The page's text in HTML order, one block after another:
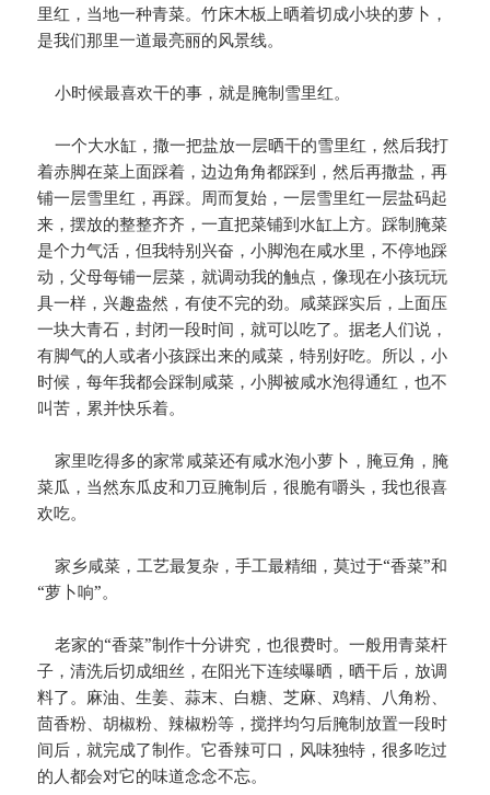
里红，当地一种青菜。竹床木板上晒着切成小块的萝卜，
是我们那里一道最亮丽的风景线。
小时候最喜欢干的事，就是腌制雪里红。
一个大水缸，撒一把盐放一层晒干的雪里红，然后我打
着赤脚在菜上面踩着，边边角角都踩到，然后再撒盐，再
铺一层雪里红，再踩。周而复始，一层雪里红一层盐码起
来，摆放的整整齐齐，一直把菜铺到水缸上方。踩制腌菜
是个力气活，但我特别兴奋，小脚泡在咸水里，不停地踩
动，父母每铺一层菜，就调动我的触点，像现在小孩玩玩
具一样，兴趣盎然，有使不完的劲。咸菜踩实后，上面压
一块大青石，封闭一段时间，就可以吃了。据老人们说，
有脚气的人或者小孩踩出来的咸菜，特别好吃。所以，小
时候，每年我都会踩制咸菜，小脚被咸水泡得通红，也不
叫苦，累并快乐着。
家里吃得多的家常咸菜还有咸水泡小萝卜，腌豆角，腌
菜瓜，当然东瓜皮和刀豆腌制后，很脆有嚼头，我也很喜
欢吃。
家乡咸菜，工艺最复杂，手工最精细，莫过于“香菜”和
“萝卜响”。
老家的“香菜”制作十分讲究，也很费时。一般用青菜杆
子，清洗后切成细丝，在阳光下连续曝晒，晒干后，放调
料了。麻油、生姜、蒜末、白糖、芝麻、鸡精、八角粉、
茴香粉、胡椒粉、辣椒粉等，搅拌均匀后腌制放置一段时
间后，就完成了制作。它香辣可口，风味独特，很多吃过
的人都会对它的味道念念不忘。